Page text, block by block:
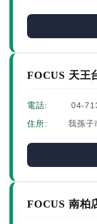
FOCUS 天王
電話:
04-
住所:
我孫子
FOCUS 南柏